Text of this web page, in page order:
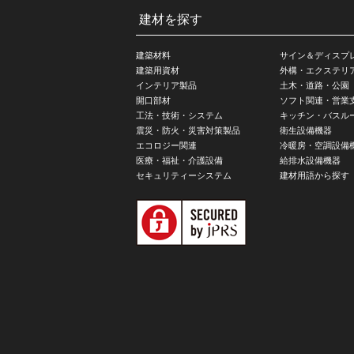
建材を探す
建築材料
建築用資材
インテリア製品
開口部材
工法・技術・システム
震災・防火・災害対策製品
エコロジー関連
医療・福祉・介護設備
セキュリティーシステム
サイン＆ディスプ
外構・エクステリ
土木・道路・公園
ソフト関連・営業
キッチン・バスル
衛生設備機器
冷暖房・空調設備
給排水設備機器
建材用語から探す